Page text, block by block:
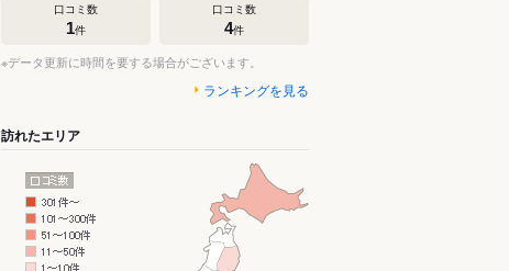
口コミ数
1件
口コミ数
4件
※データ更新に時間を要する場合がございます。
ランキングを見る
訪れたエリア